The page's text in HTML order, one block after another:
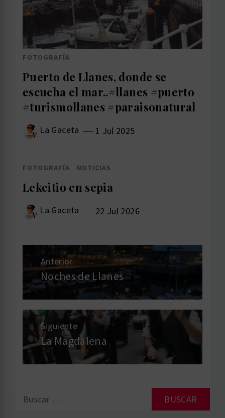
FOTOGRAFÍA
Puerto de Llanes, donde se
escucha el mar..#llanes #puerto
#turismollanes #paraisonatural
La Gaceta 1 Jul 2025
FOTOGRAFÍA NOTICIAS
Lekeitio en sepia
La Gaceta 22 Jul 2026
Navegación
de
entradas
Anterior
Entrada
anterior:
Noches de Llanes
Siguiente
Entrada
siguiente:
La Magdalena
Buscar: